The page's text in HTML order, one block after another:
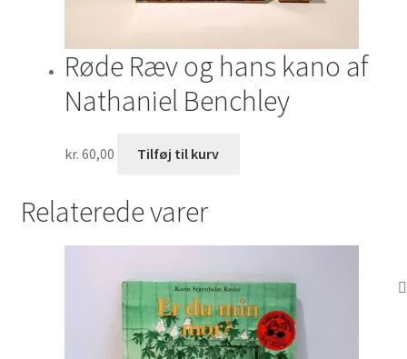
Røde Ræv og hans kano af
Nathaniel Benchley
kr. 60,00 Tilføj til kurv
Relaterede varer